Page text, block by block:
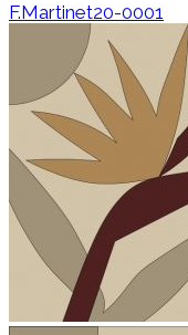
F.Martinet20-0001